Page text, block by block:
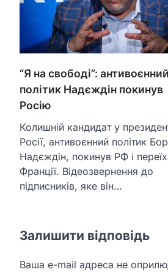
“Я на свободі”: антивоєнний
політик Надєждін покинув
Росію
Колишній кандидат у
Росії, антивоєнний політик
Надєждін, покинув РФ і
Франції. Відеозвернення до
підписників, яке він…
Залишити відповідь
Ваша e-mail адреса не